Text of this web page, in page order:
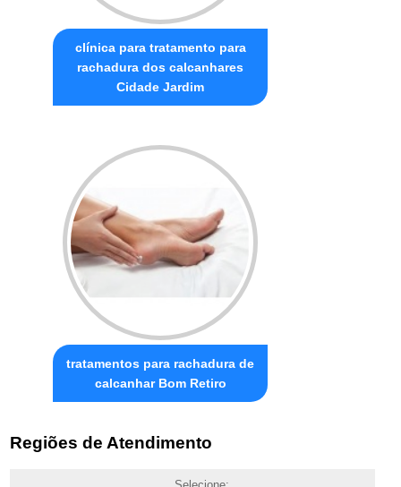
clínica para tratamento para
rachadura dos calcanhares
Cidade Jardim
tratamentos para rachadura de
calcanhar Bom Retiro
Regiões de Atendimento